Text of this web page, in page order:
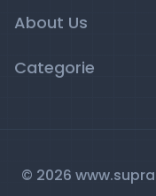
About Us
Categorie
© 2026